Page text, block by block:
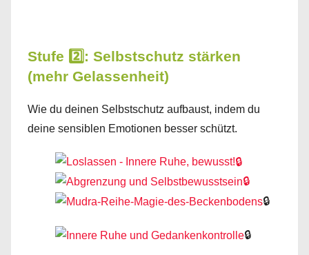
Stufe 2️⃣: Selbstschutz stärken
(mehr Gelassenheit)
Wie du deinen Selbstschutz aufbaust, indem du
deine sensiblen Emotionen besser schützt.
🔒
🔒
🔒
🔒